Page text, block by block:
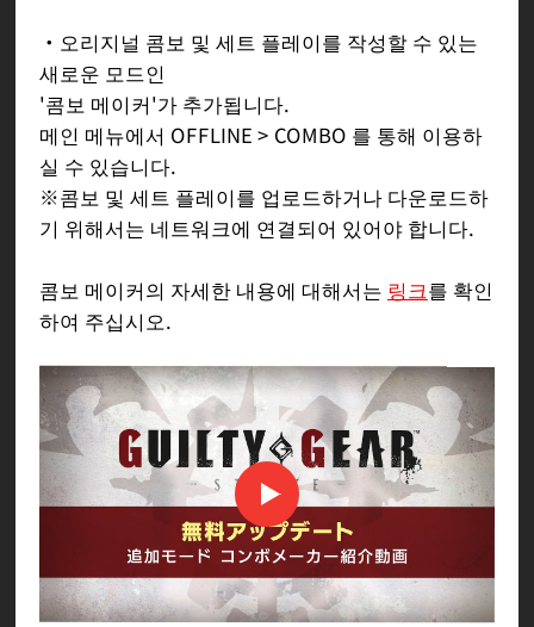
・오리지널 콤보 및 세트 플레이를 작성할 수 있는
새로운 모드인
'콤보 메이커'가 추가됩니다.
메인 메뉴에서 OFFLINE > COMBO 를 통해 이용하
실 수 있습니다.
※콤보 및 세트 플레이를 업로드하거나 다운로드하
기 위해서는 네트워크에 연결되어 있어야 합니다.
콤보 메이커의 자세한 내용에 대해서는 링크를 확인
하여 주십시오.